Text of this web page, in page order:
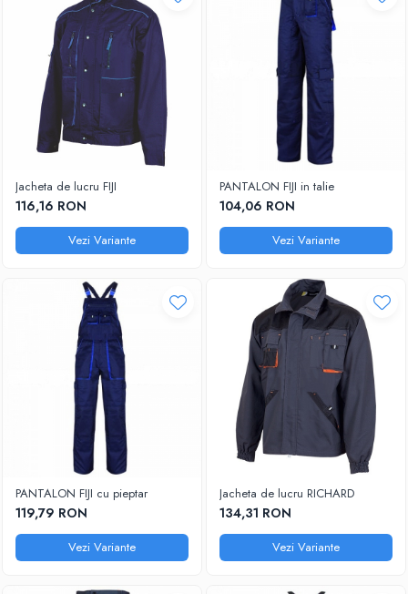
Jacheta de lucru FIJI
116,16 RON
Vezi Variante
PANTALON FIJI in talie
104,06 RON
Vezi Variante
PANTALON FIJI cu pieptar
119,79 RON
Vezi Variante
Jacheta de lucru RICHARD
134,31 RON
Vezi Variante